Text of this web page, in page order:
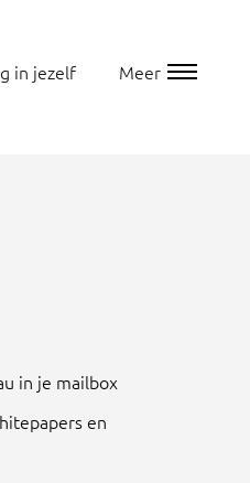
in jezelf Meer
in je mailbox
en